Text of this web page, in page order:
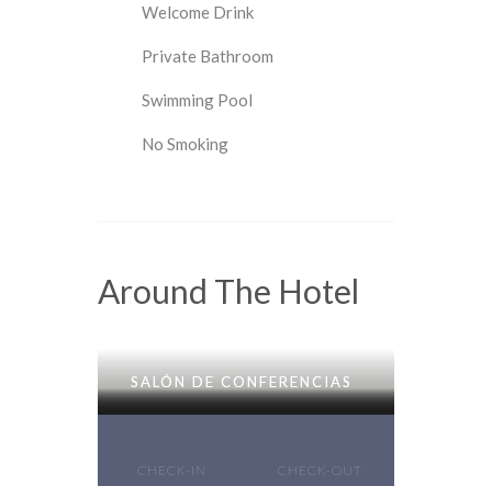
Welcome Drink
Private Bathroom
Swimming Pool
No Smoking
Around The Hotel
SALÓN DE CONFERENCIAS
SALÓN DE CONFERENCIAS
SALÓN DE CONFERENCIAS
CHECK-IN CHECK-OUT